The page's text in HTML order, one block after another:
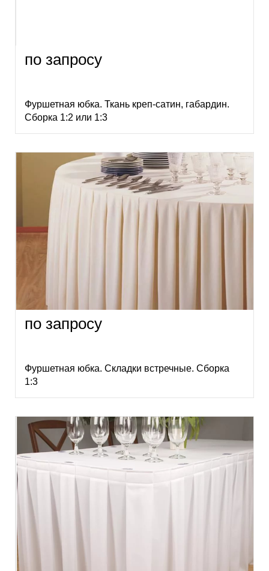
по запросу
Фуршетная юбка. Ткань креп-сатин, габардин.
Сборка 1:2 или 1:3
по запросу
Фуршетная юбка. Складки встречные. Сборка
1:3